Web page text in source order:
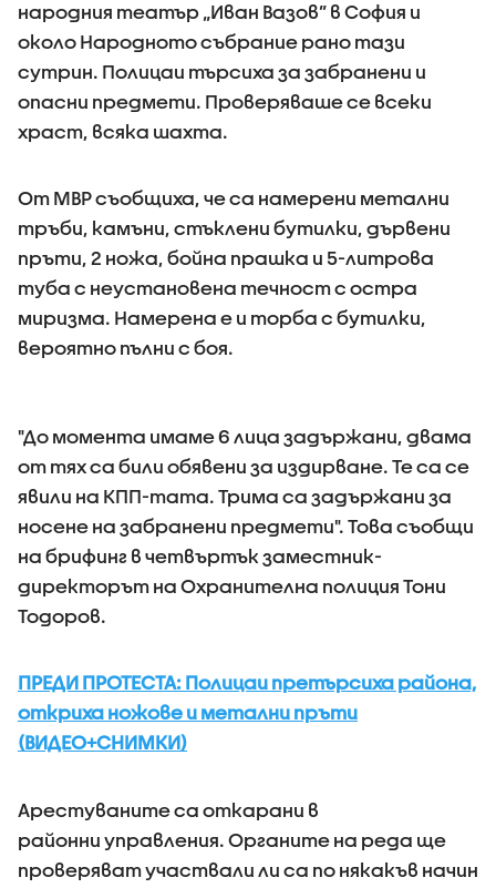
народния театър „Иван Вазов” в София и
около Народното събрание рано тази
сутрин. Полицаи търсиха за забранени и
опасни предмети. Проверяваше се всеки
храст, всяка шахта.
От МВР съобщиха, че са намерени метални
тръби, камъни, стъклени бутилки, дървени
пръти, 2 ножа, бойна прашка и 5-литрова
туба с неустановена течност с остра
миризма. Намерена е и торба с бутилки,
вероятно пълни с боя.
"До момента имаме 6 лица задържани, двама
от тях са били обявени за издирване. Те са се
явили на КПП-тата. Трима са задържани за
носене на забранени предмети". Това съобщи
на брифинг в четвъртък заместник-
директорът на Охранителна полиция Тони
Тодоров.
ПРЕДИ ПРОТЕСТА: Полицаи претърсиха района,
откриха ножове и метални пръти
(ВИДЕО+СНИМКИ)
Арестуваните са откарани в
районни управления. Органите на реда ще
проверяват участвали ли са по някакъв начин